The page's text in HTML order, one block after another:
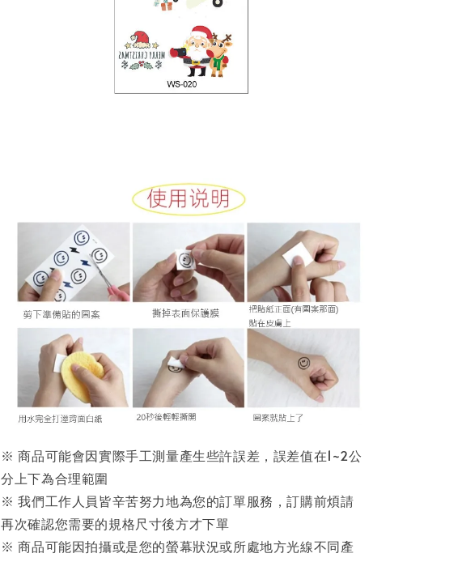
※ 商品可能會因實際手工測量產生些許誤差，誤差值在1~2公
分上下為合理範圍
※ 我們工作人員皆辛苦努力地為您的訂單服務，訂購前煩請
再次確認您需要的規格尺寸後方才下單
※ 商品可能因拍攝或是您的螢幕狀況或所處地方光線不同產